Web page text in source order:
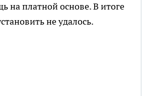
на платной основе. В итоге
не удалось.